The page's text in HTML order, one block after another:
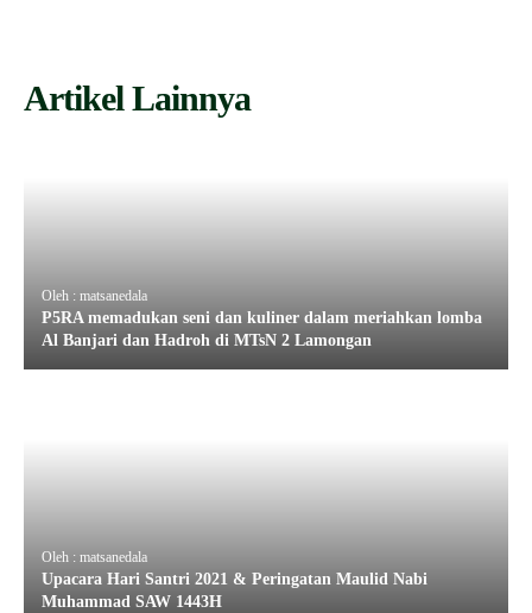
Artikel Lainnya
Oleh : matsanedala
P5RA memadukan seni dan kuliner dalam meriahkan lomba
Al Banjari dan Hadroh di MTsN 2 Lamongan
Oleh : matsanedala
Upacara Hari Santri 2021 & Peringatan Maulid Nabi
Muhammad SAW 1443H